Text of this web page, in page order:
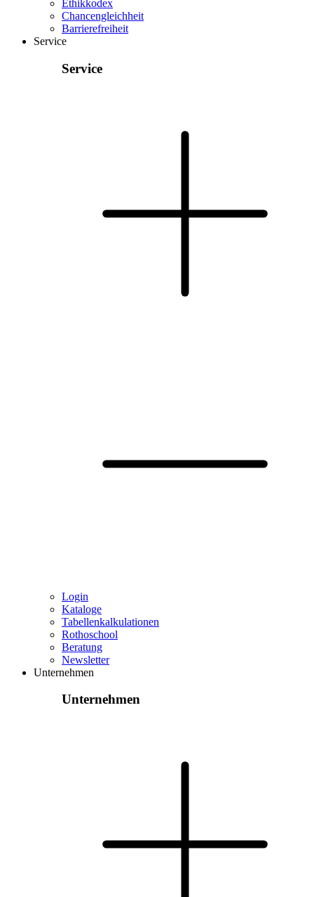
Ethikkodex
Chancengleichheit
Barrierefreiheit
Service
Service
Login
Kataloge
Tabellenkalkulationen
Rothoschool
Beratung
Newsletter
Unternehmen
Unternehmen